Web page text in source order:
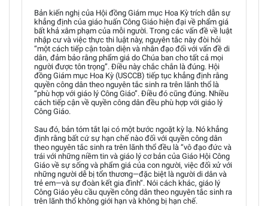
Bản kiến nghị của Hội đồng Giám mục Hoa Kỳ trích dẫn sự
khẳng định của giáo huấn Công Giáo hiện đại về phẩm giá
bất khả xâm phạm của mỗi người. Trong các vấn đề về luật
nhập cư và việc thực thi luật này, nguyên tắc này đòi hỏi
“một cách tiếp cận toàn diện và nhân đạo đối với vấn đề di
dân, đảm bảo rằng phẩm giá do Chúa ban cho tất cả mọi
người được tôn trọng”. Điều này chắc chắn là đúng. Hội
đồng Giám mục Hoa Kỳ (USCCB) tiếp tục khẳng định rằng
quyền công dân theo nguyên tắc sinh ra trên lãnh thổ là
“phù hợp với giáo lý Công Giáo”. Điều đó cũng đúng. Nhiều
cách tiếp cận về quyền công dân đều phù hợp với giáo lý
Công Giáo.
Sau đó, bản tóm tắt lại có một bước ngoặt kỳ lạ. Nó khẳng
định rằng bất cứ sự hạn chế nào đối với quyền công dân
theo nguyên tắc sinh ra trên lãnh thổ đều là “vô đạo đức và
trái với những niềm tin và giáo lý cơ bản của Giáo Hội Công
Giáo về sự sống và phẩm giá của con người, việc đối xử với
những người dễ bị tổn thương—đặc biệt là người di dân và
trẻ em—và sự đoàn kết gia đình”. Nói cách khác, giáo lý
Công Giáo yêu cầu quyền công dân theo nguyên tắc sinh ra
trên lãnh thổ không giới hạn và không bị hạn chế.